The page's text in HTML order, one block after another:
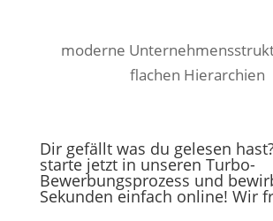
moderne
flachen Hierarchien
Dir gefällt was du gelesen
starte jetzt in unseren Turbo-
Bewerbungsprozess und
Sekunden einfach online! Wir